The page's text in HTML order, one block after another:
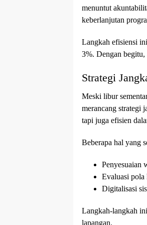
menuntut
keberlanjutan
Langkah efisiensi
3%. Dengan begitu,
Strategi
Meski libur
merancang strategi
tapi juga efisien
Beberapa hal yang
Penyesuaian
Evaluasi pola
Digitalisasi
Langkah-langkah
lapangan.